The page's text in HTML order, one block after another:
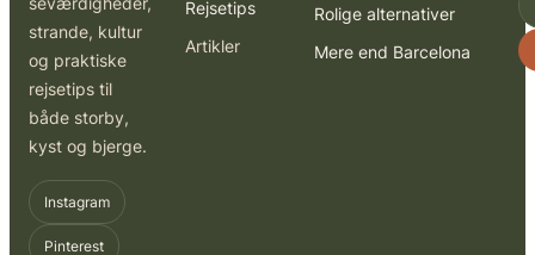
strande, kultur
og praktiske
rejsetips til
både storby,
kyst og bjerge.
Instagram
Pinterest
Rejsetips
Artikler
Rolige alternativer
Mere end Barcelona